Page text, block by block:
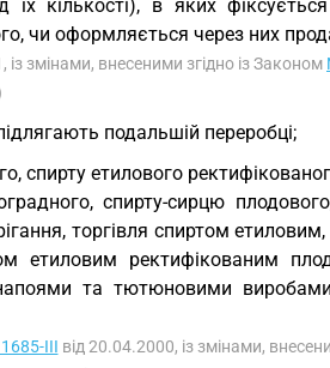
їх кількості), в яких
чи оформляється через них
із змінами, внесеними згідно із Законом
подальшій переробці;
спирту етилового
спирту-сирцю
торгівля спиртом
етиловим ректифікованим
та тютюновими
III від 20.04.2000, із змінами,